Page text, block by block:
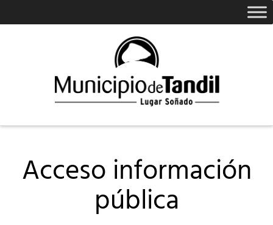
Acceso información
pública